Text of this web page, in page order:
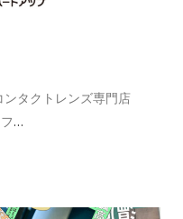
タクトレンズ専門店
…